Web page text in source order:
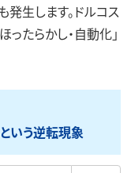
生します。ドルコス
たらかし・自動化」
という逆転現象